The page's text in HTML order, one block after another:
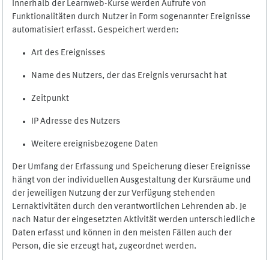
Innerhalb der Learnweb-Kurse werden Aufrufe von
Funktionalitäten durch Nutzer in Form sogenannter Ereignisse
automatisiert erfasst. Gespeichert werden:
Art des Ereignisses
Name des Nutzers, der das Ereignis verursacht hat
Zeitpunkt
IP Adresse des Nutzers
Weitere ereignisbezogene Daten
Der Umfang der Erfassung und Speicherung dieser Ereignisse
hängt von der individuellen Ausgestaltung der Kursräume und
der jeweiligen Nutzung der zur Verfügung stehenden
Lernaktivitäten durch den verantwortlichen Lehrenden ab. Je
nach Natur der eingesetzten Aktivität werden unterschiedliche
Daten erfasst und können in den meisten Fällen auch der
Person, die sie erzeugt hat, zugeordnet werden.